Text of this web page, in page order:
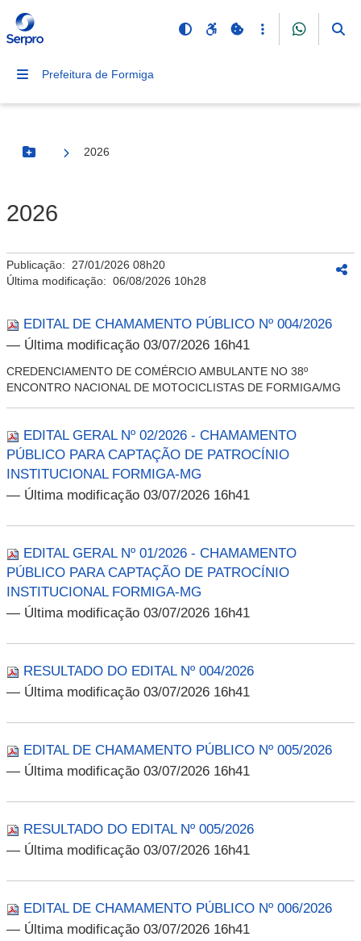
Prefeitura de Formiga
Botão Menu
2026
2026
Publicação: 27/01/2026 08h20
Última modificação: 06/08/2026 10h28
EDITAL DE CHAMAMENTO PÚBLICO Nº 004/2026
— Última modificação 03/07/2026 16h41
CREDENCIAMENTO DE COMÉRCIO AMBULANTE NO 38º
ENCONTRO NACIONAL DE MOTOCICLISTAS DE FORMIGA/MG
EDITAL GERAL Nº 02/2026 - CHAMAMENTO
PÚBLICO PARA CAPTAÇÃO DE PATROCÍNIO
INSTITUCIONAL FORMIGA-MG
— Última modificação 03/07/2026 16h41
EDITAL GERAL Nº 01/2026 - CHAMAMENTO
PÚBLICO PARA CAPTAÇÃO DE PATROCÍNIO
INSTITUCIONAL FORMIGA-MG
— Última modificação 03/07/2026 16h41
RESULTADO DO EDITAL Nº 004/2026
— Última modificação 03/07/2026 16h41
EDITAL DE CHAMAMENTO PÚBLICO Nº 005/2026
— Última modificação 03/07/2026 16h41
RESULTADO DO EDITAL Nº 005/2026
— Última modificação 03/07/2026 16h41
EDITAL DE CHAMAMENTO PÚBLICO Nº 006/2026
— Última modificação 03/07/2026 16h41